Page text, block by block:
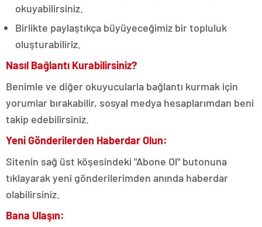
okuyabilirsiniz.
Birlikte paylaştıkça büyüyeceğimiz bir topluluk
oluşturabiliriz.
Nasıl Bağlantı Kurabilirsiniz?
Benimle ve diğer okuyucularla bağlantı kurmak için
yorumlar bırakabilir, sosyal medya hesaplarımdan beni
takip edebilirsiniz.
Yeni Gönderilerden Haberdar Olun:
Sitenin sağ üst köşesindeki "Abone Ol" butonuna
tıklayarak yeni gönderilerimden anında haberdar
olabilirsiniz.
Bana Ulaşın: